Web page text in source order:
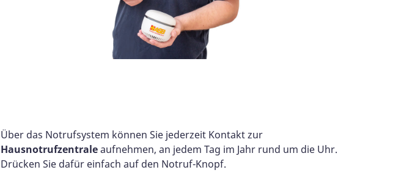
Über das Notrufsystem können Sie jederzeit Kontakt zur
Hausnotrufzentraleaufnehmen, an jedem Tag im Jahr rund um die Uhr.
Drücken Sie dafür einfach auf den Notruf-Knopf.